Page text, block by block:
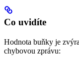
Co uvidíte
Hodnota buňky je
chybovou zprávu: